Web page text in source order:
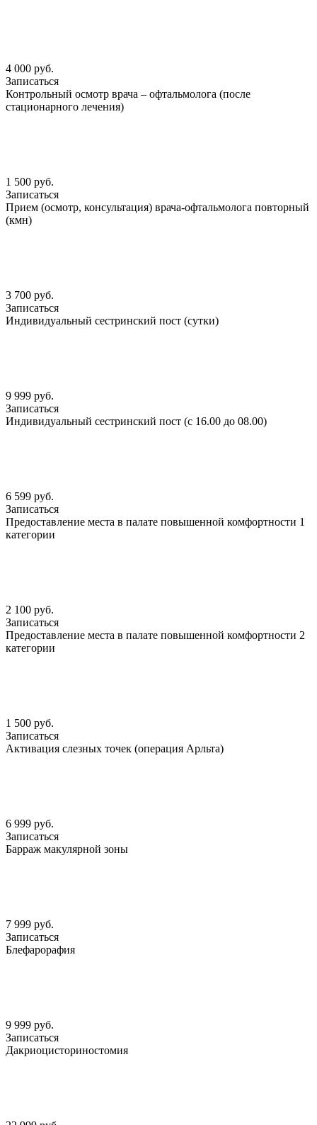
4 000 руб.
Записаться
Контрольный осмотр врача – офтальмолога (после
стационарного лечения)
1 500 руб.
Записаться
Прием (осмотр, консультация) врача-офтальмолога повторный
(кмн)
3 700 руб.
Записаться
Индивидуальный сестринский пост (сутки)
9 999 руб.
Записаться
Индивидуальный сестринский пост (с 16.00 до 08.00)
6 599 руб.
Записаться
Предоставление места в палате повышенной комфортности 1
категории
2 100 руб.
Записаться
Предоставление места в палате повышенной комфортности 2
категории
1 500 руб.
Записаться
Активация слезных точек (операция Арльта)
6 999 руб.
Записаться
Барраж макулярной зоны
7 999 руб.
Записаться
Блефарорафия
9 999 руб.
Записаться
Дакриоцисториностомия